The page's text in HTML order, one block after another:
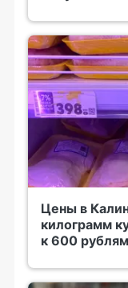
Цены в
килограмм
к 600 рублям